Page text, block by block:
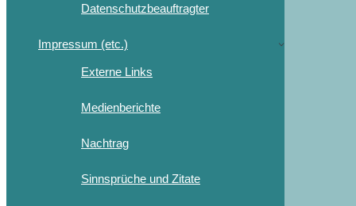
Datenschutzbeauftragter
Impressum (etc.)
Externe Links
Medienberichte
Nachtrag
Sinnsprüche und Zitate